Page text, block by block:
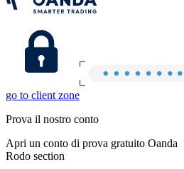
go to client zone
Prova il nostro conto
Apri un conto di prova gratuito Oanda
Rodo section